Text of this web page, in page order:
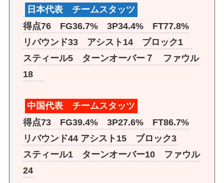
日本代表 チームスタッツ
得点76 FG36.7% 3P34.4% FT77.8%
リバウンド33 アシスト14 ブロック1
スティール5 ターンオーバー７ ファウル
18
中国代表 チームスタッツ
得点73 FG39.4% 3P27.6% FT86.7%
リバウンド44 アシスト15 ブロック3
スティール1 ターンオーバー10 ファウル
24